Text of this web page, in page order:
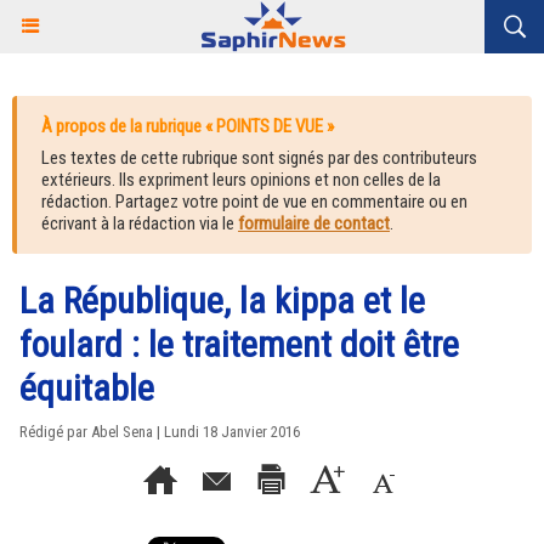
À propos de la rubrique « POINTS DE VUE »
Les textes de cette rubrique sont signés par des contributeurs
extérieurs. Ils expriment leurs opinions et non celles de la
rédaction. Partagez votre point de vue en commentaire ou en
écrivant à la rédaction via le formulaire de contact.
La République, la kippa et le
foulard : le traitement doit être
équitable
Rédigé par Abel Sena | Lundi 18 Janvier 2016